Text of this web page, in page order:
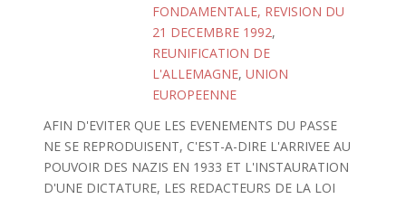
FONDAMENTALE, REVISION DU
21 DECEMBRE 1992,
REUNIFICATION DE
L'ALLEMAGNE, UNION
EUROPEENNE
AFIN D'EVITER QUE LES EVENEMENTS DU PASSE
NE SE REPRODUISENT, C'EST-A-DIRE L'ARRIVEE AU
POUVOIR DES NAZIS EN 1933 ET L'INSTAURATION
D'UNE DICTATURE, LES REDACTEURS DE LA LOI